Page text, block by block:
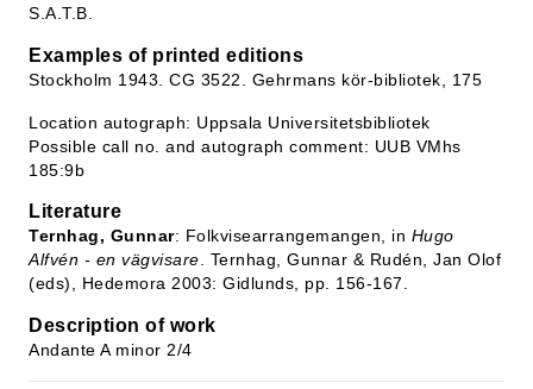
S.A.T.B.
Examples of printed editions
Stockholm 1943. CG 3522. Gehrmans kör-bibliotek, 175
Location autograph: Uppsala Universitetsbibliotek
Possible call no. and autograph comment: UUB VMhs
185:9b
Literature
Ternhag, Gunnar: Folkvisearrangemangen, in Hugo
Alfvén - en vägvisare . Ternhag, Gunnar & Rudén, Jan Olof
(eds), Hedemora 2003: Gidlunds, pp. 156-167.
Description of work
Andante A minor 2/4